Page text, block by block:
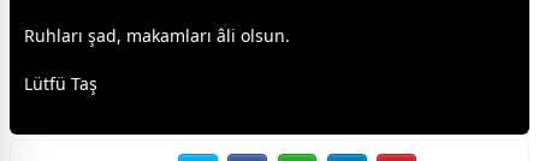
Ruhları şad, makamları âli olsun.
Lütfü Taş